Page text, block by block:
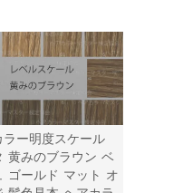
ラー明度スケール
黄みのブラウン ベ
ゴールド マット オ